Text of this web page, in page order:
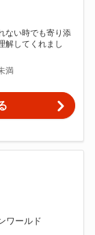
ない時でも寄り添
解してくれまし
満
ワールド